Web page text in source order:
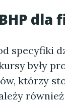
dla
specyfiki
były
którzy